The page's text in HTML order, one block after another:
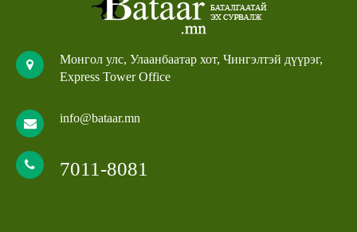
Монгол улс, Улаанбаатар хот, Чингэлтэй дүүрэг,
Express Tower Office
info@bataar.mn
7011-8081